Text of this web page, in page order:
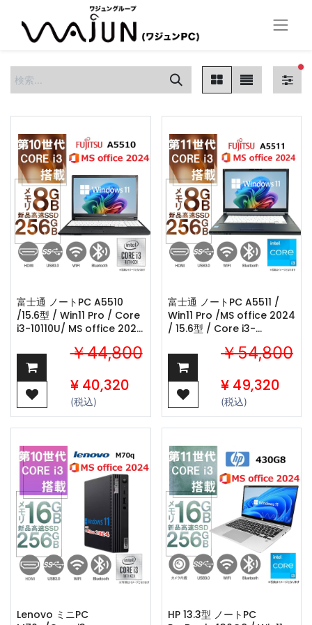
富士通 ノートPC A5510
/15.6型 / Win11 Pro / Core
i3-10110U/ MS office 2024
ー/wifi/Bluetooth/8GB
/256GB SSD / 中古整備PC
￥44,800
¥ 40,320
(税込)
富士通 ノートPC A5511 /
Win11 Pro /MS office 2024
/ 15.6型 / Core i3-
/256GB SSD / 中古整備PC
￥54,800
¥ 49,320
(税込)
Lenovo ミニPC
HP 13.3型 ノートPC